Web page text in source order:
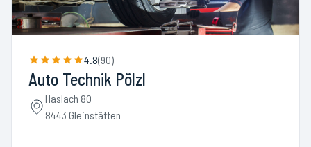
4.8(90)
Auto Technik Pölzl
Haslach 80
8443 Gleinstätten